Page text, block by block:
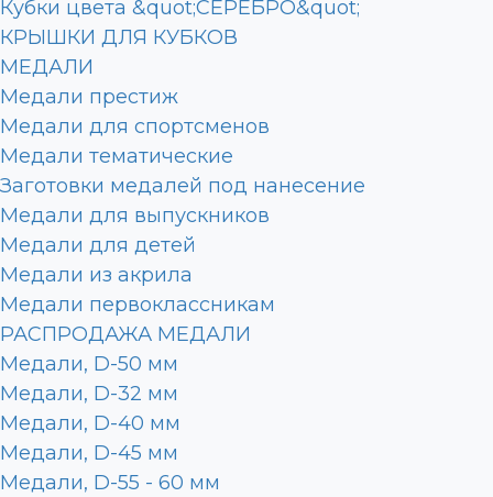
Кубки цвета &quot;СЕРЕБРО&quot;
КРЫШКИ ДЛЯ КУБКОВ
МЕДАЛИ
Медали престиж
Медали для спортсменов
Медали тематические
Заготовки медалей под нанесение
Медали для выпускников
Медали для детей
Медали из акрила
Медали первоклассникам
РАСПРОДАЖА МЕДАЛИ
Медали, D-50 мм
Медали, D-32 мм
Медали, D-40 мм
Медали, D-45 мм
Медали, D-55 - 60 мм